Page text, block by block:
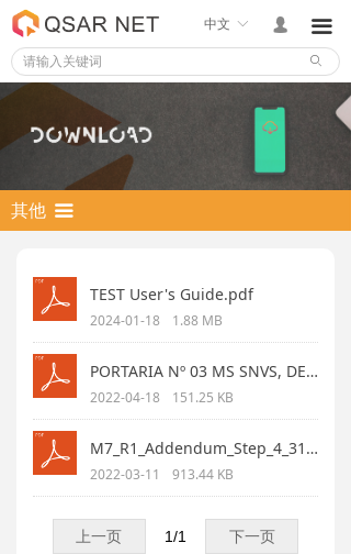
ꄙ
넙
ꀅ
中文 끀
TEST User's Guide.pdf
2024-01-18 1.88 MB
PORTARIA Nº 03 MS SNVS, DE 16 DE JANEIRO DE 1992.pdf
2022-04-18 151.25 KB
M7_R1_Addendum_Step_4_31Mar2017.pdf
2022-03-11 913.44 KB
上一页 下一页
1/1
其他 끀